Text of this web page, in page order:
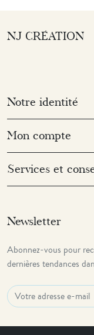
NJ CRÉATION
Notre identité
Mon compte
Services et
Newsletter
Abonnez-vous pour
dernières tendances